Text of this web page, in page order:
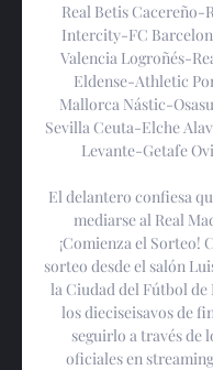
Real Betis Cacereño-
Intercity-FC
Valencia Logroñés-
Eldense-Athletic
Mallorca Nástic-
Sevilla Ceuta-Elche
Levante-Getafe
El delantero confiesa
mediarse al Real
¡Comienza el Sorteo!
sorteo desde el salón
la Ciudad del Fútbol de
los dieciseisavos de
seguirlo a través de
oficiales en